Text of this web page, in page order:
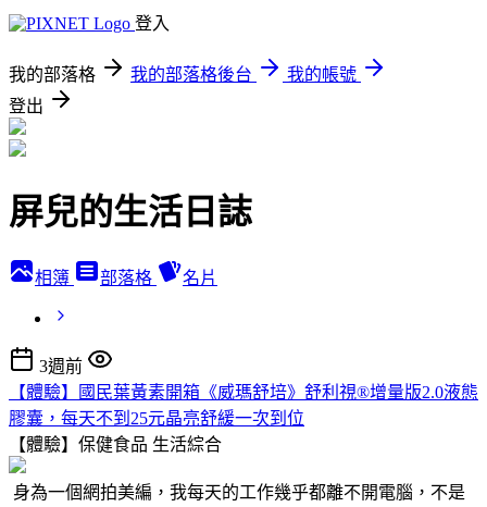
登入
我的部落格 我的部落格後台
我的帳號
登出
屏兒的生活日誌
相簿 部落格 名片
3週前
【體驗】國民葉黃素開箱《威瑪舒培》舒利視®增量版2.0液態
膠囊，每天不到25元晶亮舒緩一次到位
【體驗】保健食品 生活綜合
身為一個網拍美編，我每天的工作幾乎都離不開電腦，不是